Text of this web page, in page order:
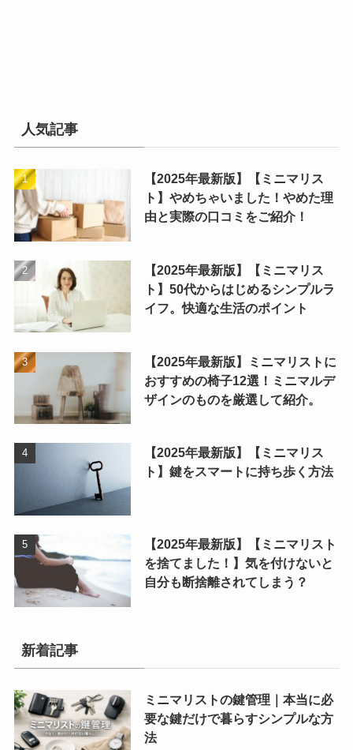
人気記事
【2025年最新版】【ミニマリス
ト】やめちゃいました！やめた理
由と実際の口コミをご紹介！
【2025年最新版】【ミニマリス
ト】50代からはじめるシンプルラ
イフ。快適な生活のポイント
【2025年最新版】ミニマリストに
おすすめの椅子12選！ミニマルデ
ザインのものを厳選して紹介。
【2025年最新版】【ミニマリス
ト】鍵をスマートに持ち歩く方法
【2025年最新版】【ミニマリスト
を捨てました！】気を付けないと
自分も断捨離されてしまう？
新着記事
ミニマリストの鍵管理｜本当に必
要な鍵だけで暮らすシンプルな方
法